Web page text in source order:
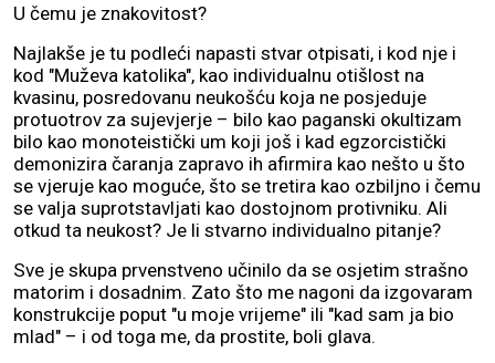
U čemu je znakovitost?
Najlakše je tu podleći napasti stvar otpisati, i kod nje i
kod "Muževa katolika", kao individualnu otišlost na
kvasinu, posredovanu neukošću koja ne posjeduje
protuotrov za sujevjerje – bilo kao paganski okultizam
bilo kao monoteistički um koji još i kad egzorcistički
demonizira čaranja zapravo ih afirmira kao nešto u što
se vjeruje kao moguće, što se tretira kao ozbiljno i čemu
se valja suprotstavljati kao dostojnom protivniku. Ali
otkud ta neukost? Je li stvarno individualno pitanje?
Sve je skupa prvenstveno učinilo da se osjetim strašno
matorim i dosadnim. Zato što me nagoni da izgovaram
konstrukcije poput "u moje vrijeme" ili "kad sam ja bio
mlad" – i od toga me, da prostite, boli glava.